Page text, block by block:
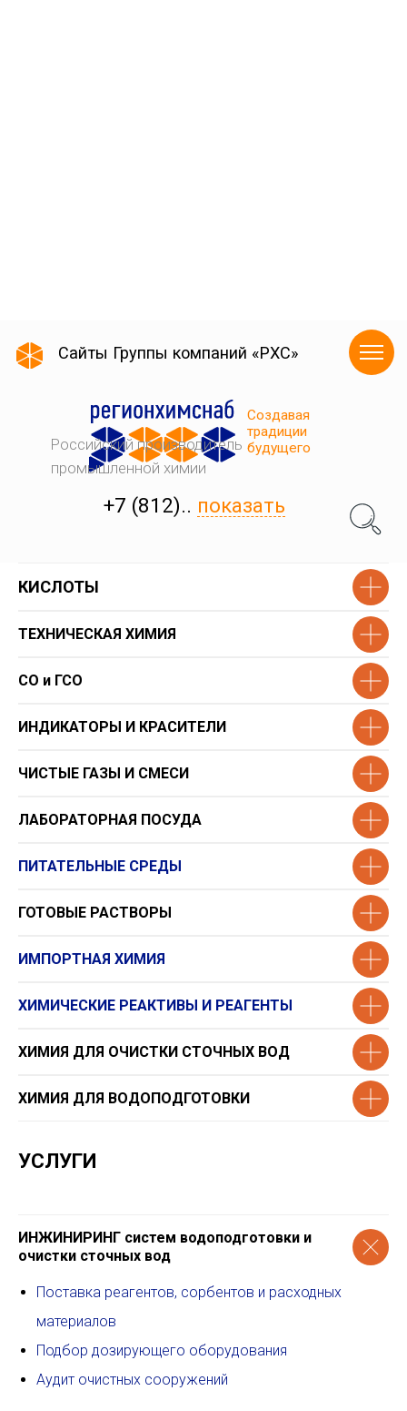
КИСЛОТЫ
ТЕХНИЧЕСКАЯ ХИМИЯ
СО и ГСО
ИНДИКАТОРЫ И КРАСИТЕЛИ
ЧИСТЫЕ ГАЗЫ И СМЕСИ
ЛАБОРАТОРНАЯ ПОСУДА
ПИТАТЕЛЬНЫЕ СРЕДЫ
ГОТОВЫЕ РАСТВОРЫ
ИМПОРТНАЯ ХИМИЯ
ХИМИЧЕСКИЕ РЕАКТИВЫ И РЕАГЕНТЫ
ХИМИЯ ДЛЯ ОЧИСТКИ СТОЧНЫХ ВОД
ХИМИЯ ДЛЯ ВОДОПОДГОТОВКИ
УСЛУГИ
ИНЖИНИРИНГ систем водоподготовки и
очистки сточных вод
Поставка реагентов, сорбентов и расходных
материалов
Подбор дозирующего оборудования
Аудит очистных сооружений